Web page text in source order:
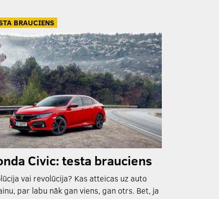
BRAUCIENS
Civic: testa brauciens
vai revolūcija? Kas atteicas uz auto
par labu nāk gan viens, gan otrs. Bet, ja